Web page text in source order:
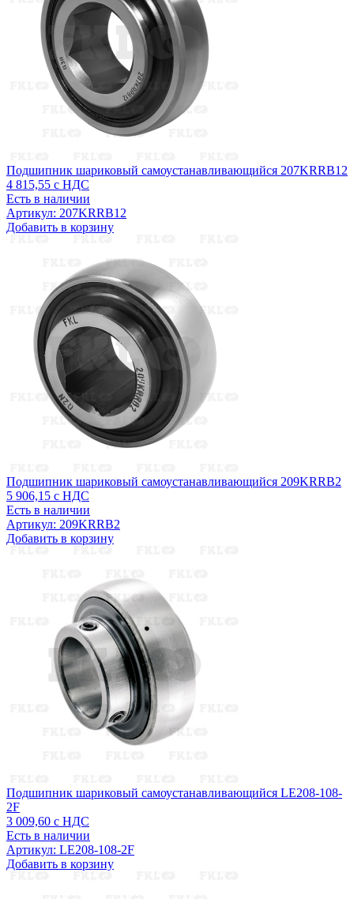
Подшипник шариковый самоустанавливающийся 207KRRB12
4 815,55 с НДС
Есть в наличии
Артикул: 207KRRB12
Добавить в корзину
Подшипник шариковый самоустанавливающийся 209KRRB2
5 906,15 с НДС
Есть в наличии
Артикул: 209KRRB2
Добавить в корзину
Подшипник шариковый самоустанавливающийся LE208-108-
2F
3 009,60 с НДС
Есть в наличии
Артикул: LE208-108-2F
Добавить в корзину